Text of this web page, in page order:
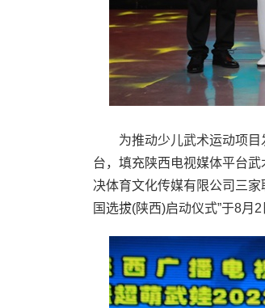
为推动少儿武术运动项目
台，填充陕西电视媒体平台
决体育文化传媒有限公司三
国选拔(陕西)启动仪式”于8月